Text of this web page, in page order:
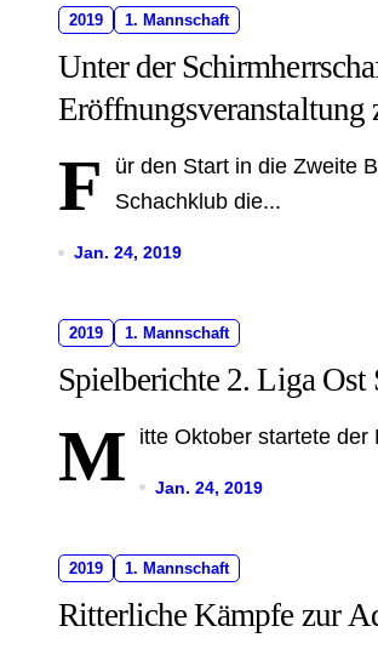
2019 1. Mannschaft
Unter der
Eröffnungsveranstaltung
F
ür den Start in die Zweite
Schachklub die...
Jan. 24, 2019
2019 1. Mannschaft
Spielberichte 2. Liga Ost
M itte Oktober startete
Jan. 24, 2019
2019 1. Mannschaft
Ritterliche Kämpfe zur